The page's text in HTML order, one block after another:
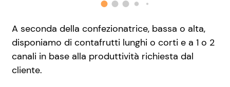
A seconda della confezionatrice, bassa o alta,
disponiamo di contafrutti lunghi o corti e a 1 o 2
canali in base alla produttività richiesta dal
cliente.